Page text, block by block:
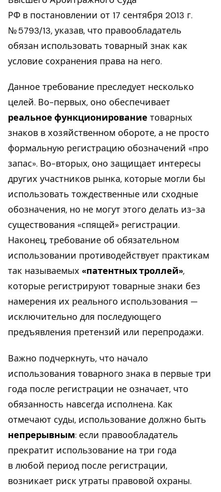
РФ в постановлении от 17 сентября 2013 г.
№ 5793/13, указав, что правообладатель
обязан использовать товарный знак как
условие сохранения права на него.
Данное требование преследует несколько
целей. Во-первых, оно обеспечивает
реальное функционирование товарных
знаков в хозяйственном обороте, а не просто
формальную регистрацию обозначений «про
запас». Во-вторых, оно защищает интересы
других участников рынка, которые могли бы
использовать тождественные или сходные
обозначения, но не могут этого делать из-за
существования «спящей» регистрации.
Наконец, требование об обязательном
использовании противодействует практикам
так называемых «патентных троллей»,
которые регистрируют товарные знаки без
намерения их реального использования —
исключительно для последующего
предъявления претензий или перепродажи.
Важно подчеркнуть, что начало
использования товарного знака в первые три
года после регистрации не означает, что
обязанность навсегда исполнена. Как
отмечают суды, использование должно быть
непрерывным: если правообладатель
прекратит использование на три года
в любой период после регистрации,
возникает риск утраты правовой охраны.